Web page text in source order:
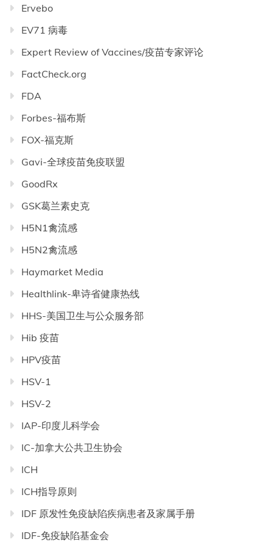
Ervebo
EV71 病毒
Expert Review of Vaccines/疫苗专家评论
FactCheck.org
FDA
Forbes-福布斯
FOX-福克斯
Gavi-全球疫苗免疫联盟
GoodRx
GSK葛兰素史克
H5N1禽流感
H5N2禽流感
Haymarket Media
Healthlink-卑诗省健康热线
HHS-美国卫生与公众服务部
Hib 疫苗
HPV疫苗
HSV-1
HSV-2
IAP-印度儿科学会
IC-加拿大公共卫生协会
ICH
ICH指导原则
IDF 原发性免疫缺陷疾病患者及家属手册
IDF-免疫缺陷基金会